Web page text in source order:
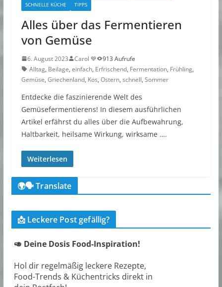
SCHNELLE KÜCHE
TIPPS
Alles über das Fermentieren
von Gemüse
6. August 2023 Carol 💙
913 Aufrufe
Alltag, Beilage, einfach, Erfrischend, Fermentation, Frühling,
Gemüse, Griechenland, Kos, Ostern, schnell, Sommer
Entdecke die faszinierende Welt des
Gemüsefermentierens! In diesem ausführlichen
Artikel erfährst du alles über die Aufbewahrung,
Haltbarkeit, heilsame Wirkung, wirksame ….
Weiterlesen
🌍🗣️ Translate
📩 Leckere Post gefällig?
🥑 Deine Dosis Food-Inspiration!
Hol dir regelmäßig leckere Rezepte,
Food-Trends & Küchentricks direkt in